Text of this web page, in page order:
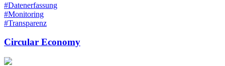
#Datenerfassung
#Monitoring
#Transparenz
Circular Economy